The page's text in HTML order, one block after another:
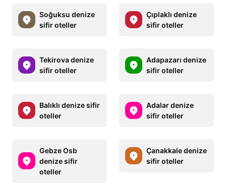
Soğuksu denize
sifir oteller
Çıplaklı denize
sifir oteller
Tekirova denize
sifir oteller
Adapazarı denize
sifir oteller
Balıklı denize sifir
oteller
Adalar denize
sifir oteller
Gebze Osb
denize sifir
oteller
Çanakkale denize
sifir oteller